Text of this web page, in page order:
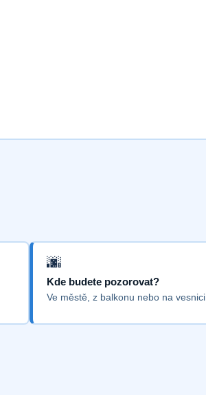
Kde budete pozorovat?
Ve městě, z balkonu nebo na vesnici